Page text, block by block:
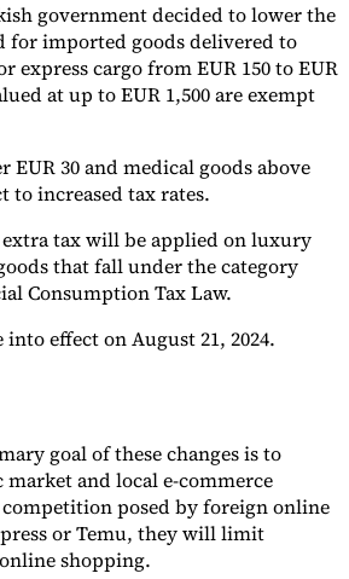
de VATSuivi des obligations de
government decided to lower the
for imported goods delivered to
express cargo from EUR 150 to EUR
at up to EUR 1,500 are exempt
EUR 30 and medical goods above
to increased tax rates.
tax will be applied on luxury
that fall under the category
Consumption Tax Law.
effect on August 21, 2024.
goal of these changes is to
and local e-commerce
posed by foreign online
or Temu, they will limit
shopping.